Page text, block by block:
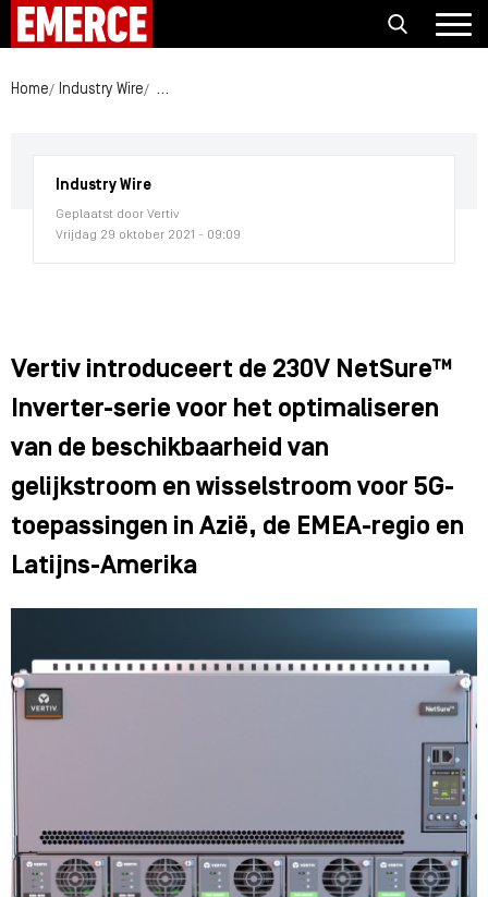
Home Industry Wire Vertiv introduceert de 230V NetSure™ Inverter-
Industry Wire
Geplaatst door Vertiv
Vrijdag 29 oktober 2021 - 09:09
Vertiv introduceert de 230V NetSure™
Inverter-serie voor het optimaliseren
van de beschikbaarheid van
gelijkstroom en wisselstroom voor 5G-
toepassingen in Azië, de EMEA-regio en
Latijns-Amerika